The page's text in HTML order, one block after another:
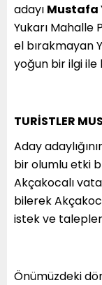
adayı Mustafa
Yukarı Mahalle
el bırakmayan
yoğun bir ilgi ile
TURİSTLER
Aday
bir olumlu etki
Akçakocalı
bilerek
istek ve
Önümüzdeki